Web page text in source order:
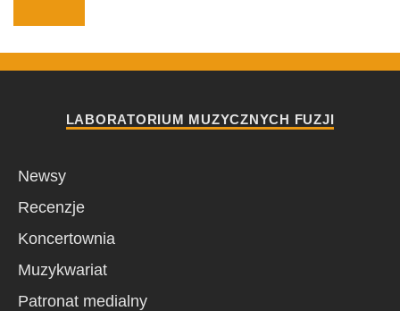
LABORATORIUM MUZYCZNYCH FUZJI
Newsy
Recenzje
Koncertownia
Muzykwariat
Patronat medialny